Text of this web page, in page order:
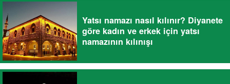
Yatsı namazı nasıl kılınır? Diyanete
göre kadın ve erkek için yatsı
namazının kılınışı